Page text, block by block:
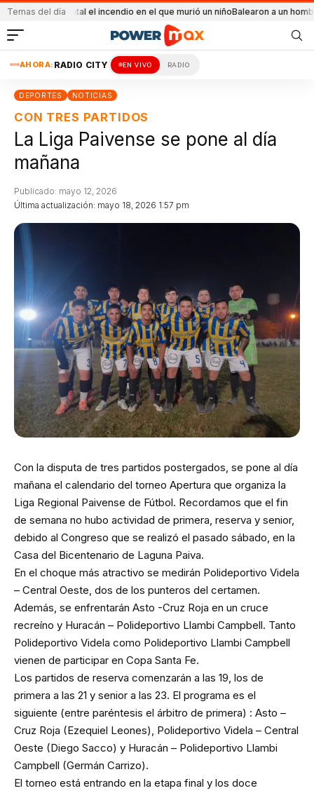
Temas del díael incendio en el que murió un niñoBalearon a un hombre en un
AHORA: RADIO CITY EN VIVO RADIO
DEPORTES NOTICIAS
CON TRES PARTIDOS
La Liga Paivense se pone al día
mañana
Última actualización: mayo 18, 2026 1:57 pm
Publicado: mayo 12, 2026
Con la disputa de tres partidos postergados, se pone al día
mañana el calendario del torneo Apertura que organiza la
Liga Regional Paivense de Fútbol. Recordamos que el fin
de semana no hubo actividad de primera, reserva y senior,
debido al Congreso que se realizó el pasado sábado, en la
Casa del Bicentenario de Laguna Paiva.
En el choque más atractivo se medirán Polideportivo Videla
– Central Oeste, dos de los punteros del certamen.
Además, se enfrentarán Asto -Cruz Roja en un cruce
recreíno y Huracán – Polideportivo Llambi Campbell. Tanto
Polideportivo Videla como Polideportivo Llambi Campbell
vienen de participar en Copa Santa Fe.
Los partidos de reserva comenzarán a las 19, los de
primera a las 21 y senior a las 23. El programa es el
siguiente (entre paréntesis el árbitro de primera) : Asto –
Cruz Roja (Ezequiel Leones), Polideportivo Videla – Central
Oeste (Diego Sacco) y Huracán – Polideportivo Llambi
Campbell (Germán Carrizo).
El torneo está entrando en la etapa final y los doce